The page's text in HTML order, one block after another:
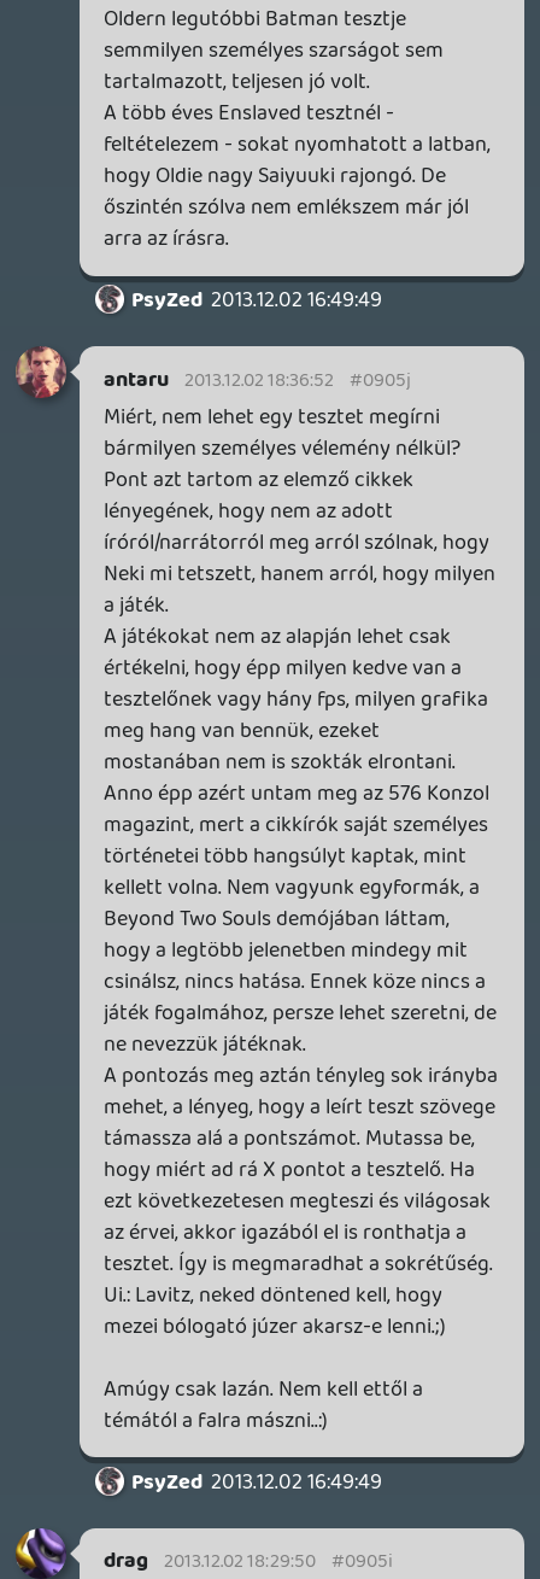
2013.12.02 12:50:20
2013.12.02 16:28:31 #0905g
tetszett a podcast, ez most kellett. Egyet
sajnálok, hogy a nintendo-s témáról nem
beszéltetek, vagyis ki lett hagyva, pedig
nagyon érdekelne, remélem legközelebb
bepótoljátok.
uh, a KLK-t felírtam már a listámra két
hete, de még nem jutottam el odaáig, hogy
belenézhessek.
szóval akkor itthon is ismert, köszi.
így kicsiben tisztára olyan, mint Pinoko a
Back Jackből.
Oldern 2013.12.02 14:01:48
Oldern 2013.12.02 14:01:48 #0905e
Mako, Kill la Kill!
antaru
2013.12.02 12:50:20
2013.12.02 12:50:20 #0905d
Szerintem meg nem így van, hanem
egyszer-egyszer túlságosan
befolyásolódik a teszt a tesztelő
személyes ízlése által, máskor meg nem.
De nem akarok ezen tevegelni, azt
akartam kérdezni, hogy az avatarodon ki
van.
Pinoko?
Oldern 2013.12.01 16:57:19
zaz 2013.12.02 11:42:21 #0905c
Hát ja a PDZ egy borzalom volt!
2013.12.02 11:30:47 #0905b
A Kameo egy szódával elmegy
kategória...pláne úgy ,hogy akkor még
frissek voltak a ps2 es platform játék
élmények.
lacapaca 2013.12.01 12:33:57
getro2 2013.12.02 00:49:33 #0905a
Hujjuj, Macko nagyon csapatta, még ilyen
a legutóbbi japán eladási hír miatt úgysem
kerülhető el decemberben. Ugye?
Karez 2013.12.01 22:05:20 #09059
gond kell az ilyen is azért. 😃
Azért karácsony, új év alkalmából lepjetek